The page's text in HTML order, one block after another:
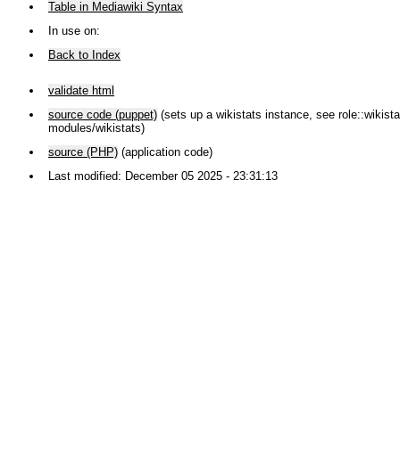
Table in Mediawiki Syntax
In use on:
Back to Index
validate html
source code (puppet) (sets up a wikistats instance, see
modules/wikistats)
source (PHP) (application code)
Last modified: December 05 2025 - 23:31:13